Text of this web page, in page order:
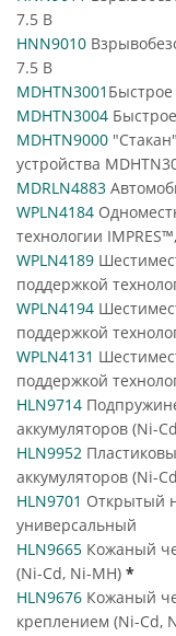
7.5 В
HNN9010
7.5 В
MDHTN3001 Быстрое
MDHTN3004
MDHTN9000
устройства
MDRLN4883
WPLN4184
технологии
WPLN4189
поддержкой
WPLN4194
поддержкой
WPLN4131
поддержкой
HLN9714
аккумуляторов (Ni-
HLN9952
аккумуляторов (Ni-
HLN9701 Открытый
универсальный
HLN9665 Кожаный
(Ni-Cd, Ni-MH) *
HLN9676 Кожаный
креплением (Ni-Cd,